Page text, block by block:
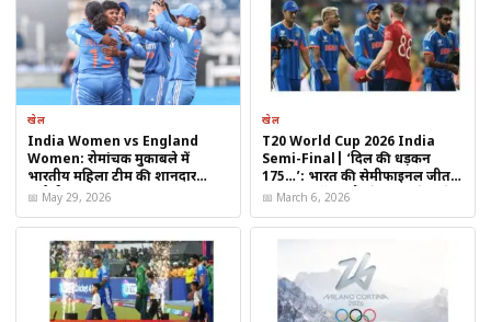
31 का साल के अंत का स्पेशल ऑफर
ऑफर की मुख्य बातें
कैसे करें डाउनलोड
क्यों है यह ऑफर खास?
खेल
India Women vs England
Women: रोमांचक मुकाबले में
भारतीय महिला टीम की शानदार
चुनौती
📅 May 29, 2026
खेल
T20 World Cup 2026 India
Semi-Final| ‘दिल की धड़कन
175…’: भारत की सेमीफाइनल जीत
का टर्निंग पॉइंट और मैच पलटने वाले
ने बताया सबकुछ
📅 March 6, 2026